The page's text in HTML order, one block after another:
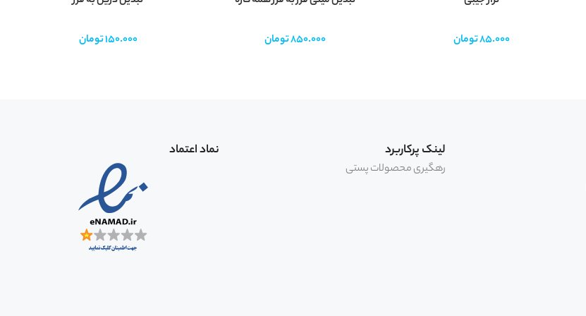
85.000تومان 850.000تومان 150.000تومان
لینک پرکاربرد
رهگیری محصولات پستی
نماد اعتماد